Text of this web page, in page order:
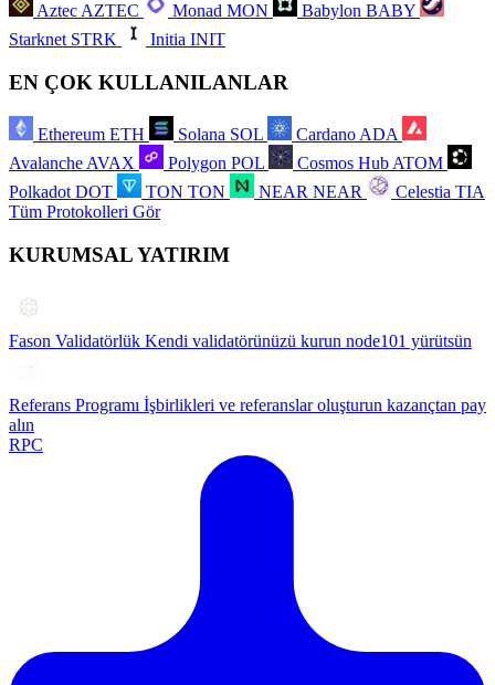
AztecAZTEC Monad MON Babylon BABY
Starknet STRK Initia INIT
EN ÇOK KULLANILANLAR
Ethereum ETH Solana SOL Cardano ADA
Avalanche AVAX Polygon POL Cosmos Hub ATOM
Polkadot DOT TON TON NEAR NEAR Celestia TIA
Tüm Protokolleri Gör
KURUMSAL YATIRIM
Fason Validatörlük Kendi validatörünüzü kurun node101 yürütsün
Referans Programı İşbirlikleri ve referanslar oluşturun kazançtan pay
alın
RPC